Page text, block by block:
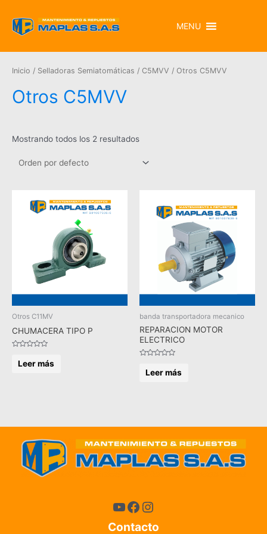
MENU
Inicio / Selladoras Semiatomáticas / C5MVV / Otros C5MVV
Otros C5MVV
Mostrando todos los 2 resultados
Otros C11MV
CHUMACERA TIPO P
enLeer más
banda transportadora mecanico
REPARACION MOTOR
ELECTRICO
enLeer más
Contacto